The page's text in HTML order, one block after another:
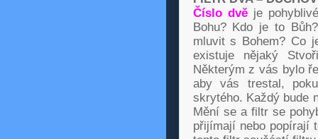
Číslo dvěje
Bohu? Kdo je to
mluvit s Bohem? Co
existuje nějaký
Některým z vás bylo
aby vás trestal,
skrytého. Každý bude
Mění se a filtr se
přijímají nebo popírají